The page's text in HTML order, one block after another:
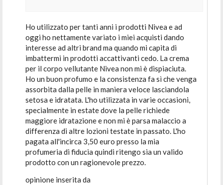
Ho utilizzato per tanti anni i prodotti Nivea e ad
oggi ho nettamente variato i miei acquisti dando
interesse ad altri brand ma quando mi capita di
imbattermi in prodotti accattivanti cedo. La crema
per il corpo vellutante Nivea non mi è dispiaciuta.
Ho un buon profumo e la consistenza fa sì che venga
assorbita dalla pelle in maniera veloce lasciandola
setosa e idratata. L'ho utilizzata in varie occasioni,
specialmente in estate dove la pelle richiede
maggiore idratazione e non mi è parsa malaccio a
differenza di altre lozioni testate in passato. L'ho
pagata all'incirca 3,50 euro presso la mia
profumeria di fiducia quindi ritengo sia un valido
prodotto con un ragionevole prezzo.
opinione inserita da